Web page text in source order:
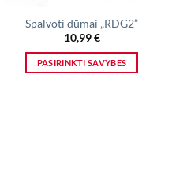
Spalvoti dūmai „RDG2”
10,99€
PASIRINKTI SAVYBES